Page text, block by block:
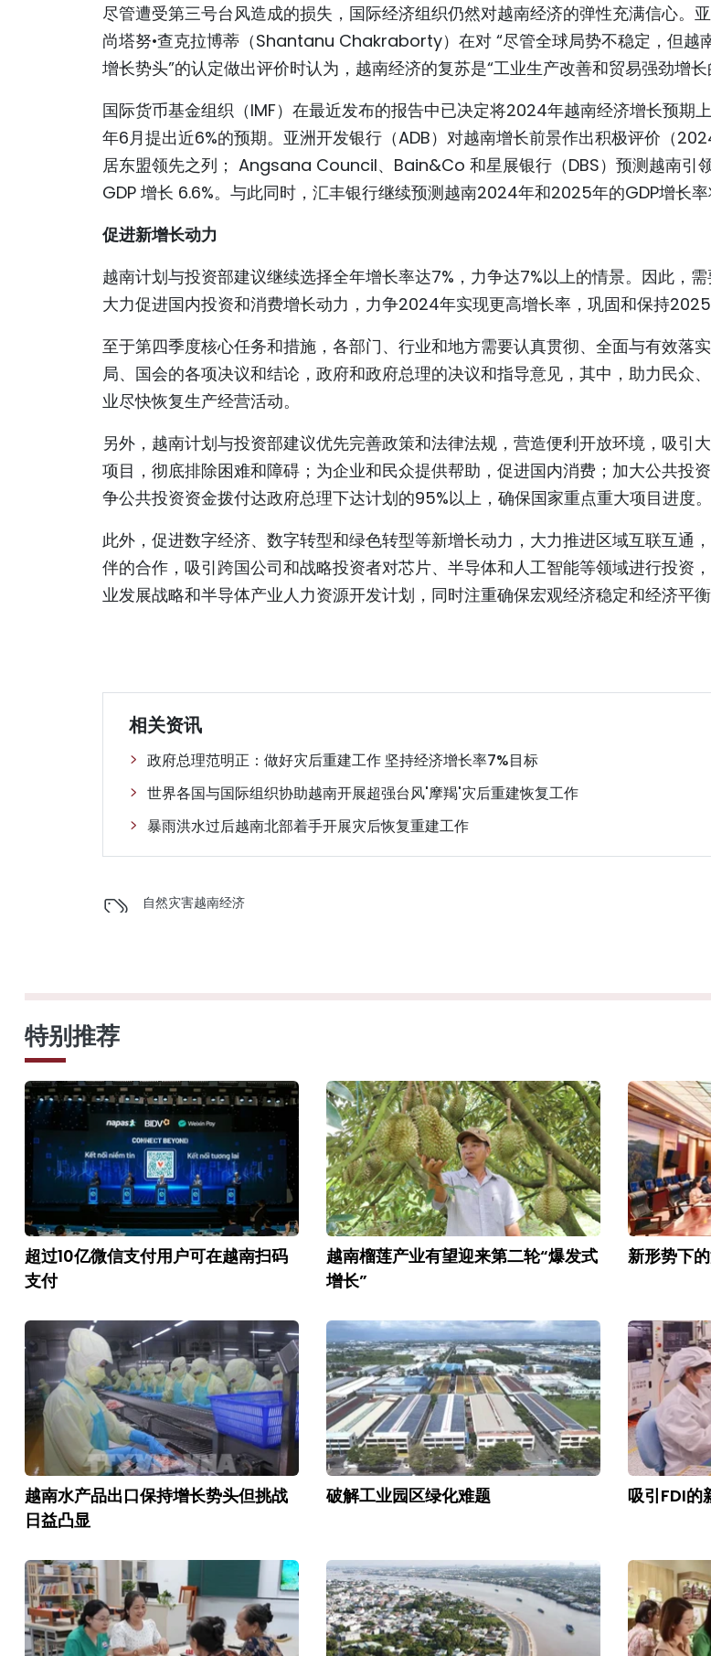
尽管遭受第三号台风造成的损失，国际经济组织仍然对越南经济的弹性充满信心。
尚塔努•查克拉博蒂（Shantanu Chakraborty）在对 “尽管全球局势不稳定，但越
增长势头”的认定做出评价时认为，越南经济的复苏是“工业生产改善和贸易强劲增长
国际货币基金组织（IMF）在最近发布的报告中已决定将2024年越南经济增长预期
年6月提出近6%的预期。亚洲开发银行（ADB）对越南增长前景作出积极评价（
居东盟领先之列； Angsana Council、Bain&Co 和星展银行（DBS）预测越南引
GDP 增长 6.6%。与此同时，汇丰银行继续预测越南2024年和2025年的GDP增长率
促进新增长动力
越南计划与投资部建议继续选择全年增长率达7%，力争达7%以上的情景。因此，需
大力促进国内投资和消费增长动力，力争2024年实现更高增长率，巩固和保持2025
至于第四季度核心任务和措施，各部门、行业和地方需要认真贯彻、全面与有效落
局、国会的各项决议和结论，政府和政府总理的决议和指导意见，其中，助力民众
业尽快恢复生产经营活动。
另外，越南计划与投资部建议优先完善政策和法律法规，营造便利开放环境，吸引
项目，彻底排除困难和障碍；为企业和民众提供帮助，促进国内消费；加大公共投
争公共投资资金拨付达政府总理下达计划的95%以上，确保国家重点重大项目进度。
此外，促进数字经济、数字转型和绿色转型等新增长动力，大力推进区域互联互通
伴的合作，吸引跨国公司和战略投资者对芯片、半导体和人工智能等领域进行投资
业发展战略和半导体产业人力资源开发计划，同时注重确保宏观经济稳定和经济平衡
相关资讯
政府总理范明正：做好灾后重建工作 坚持经济增长率7%目标
世界各国与国际组织协助越南开展超强台风'摩羯'灾后重建恢复工作
暴雨洪水过后越南北部着手开展灾后恢复重建工作
自然灾害越南经济
特别推荐
超过10亿微信支付用户可在越南扫码
支付
越南榴莲产业有望迎来第二轮“爆发式
增长”
新形势下
越南水产品出口保持增长势头但挑战
日益凸显
破解工业园区绿化难题 吸引FDI的